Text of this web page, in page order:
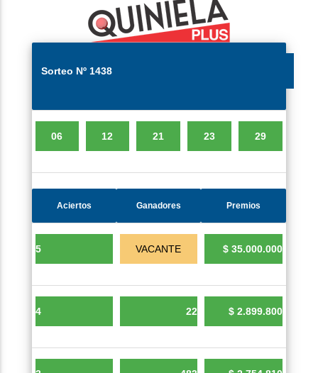
Aciertos Ganadores Premios